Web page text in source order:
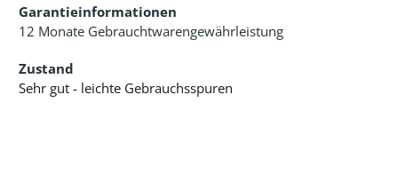
Garantieinformationen
12 Monate Gebrauchtwarengewährleistung
Zustand
Sehr gut - leichte Gebrauchsspuren